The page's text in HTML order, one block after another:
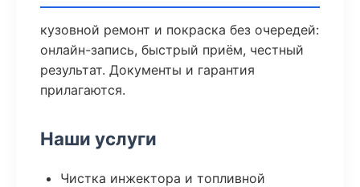
кузовной ремонт и покраска без очередей:
онлайн-запись, быстрый приём, честный
результат. Документы и гарантия
прилагаются.
Наши услуги
Чистка инжектора и топливной